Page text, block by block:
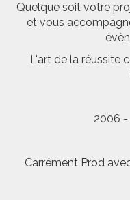
Quelque soit votre
et vous
L'art de la réussite
2006 -
Carrément Prod